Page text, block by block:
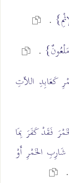
.
.
كَعَابِدِ اللاّتِ
فَقَدْ كَفَرَ بِمَا
شَارِبِ الخَمْرِ أَوْ
.